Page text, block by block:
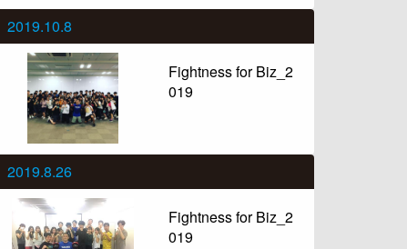
2019.10.8
Fightness for Biz_2
019
2019.8.26
Fightness for Biz_2
019